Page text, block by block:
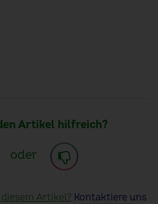
Artikel hilfreich?
oder
Artikel? Kontaktiere uns